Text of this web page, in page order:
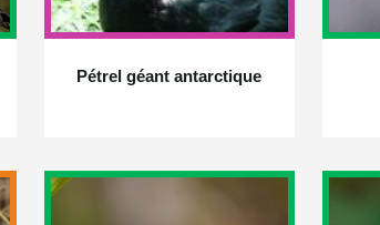
Pétrel géant antarctique